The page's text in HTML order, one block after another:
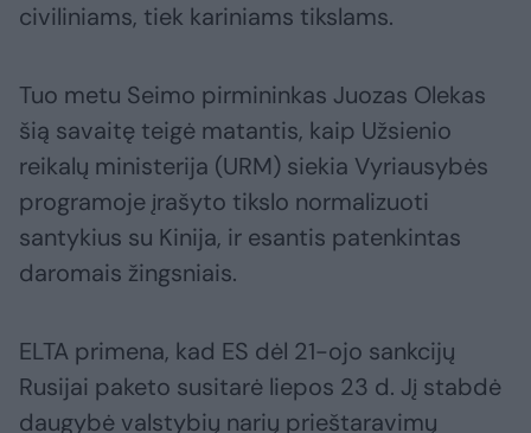
civiliniams, tiek kariniams tikslams.
Tuo metu Seimo pirmininkas Juozas Olekas
šią savaitę teigė matantis, kaip Užsienio
reikalų ministerija (URM) siekia Vyriausybės
programoje įrašyto tikslo normalizuoti
santykius su Kinija, ir esantis patenkintas
daromais žingsniais.
ELTA primena, kad ES dėl 21-ojo sankcijų
Rusijai paketo susitarė liepos 23 d. Jį stabdė
daugybė valstybių narių prieštaravimų